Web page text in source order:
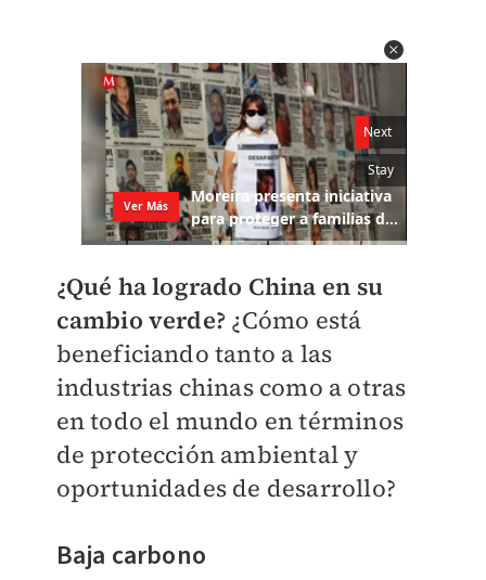
¿Qué ha logrado China en su
cambio verde? ¿Cómo está
beneficiando tanto a las
industrias chinas como a otras
en todo el mundo en términos
de protección ambiental y
oportunidades de desarrollo?
Baja carbono